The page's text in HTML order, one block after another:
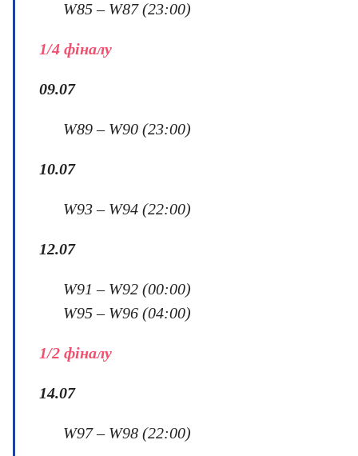
W85 – W87 (23:00)
1/4 фіналу
09.07
W89 – W90 (23:00)
10.07
W93 – W94 (22:00)
12.07
W91 – W92 (00:00)
W95 – W96 (04:00)
1/2 фіналу
14.07
W97 – W98 (22:00)